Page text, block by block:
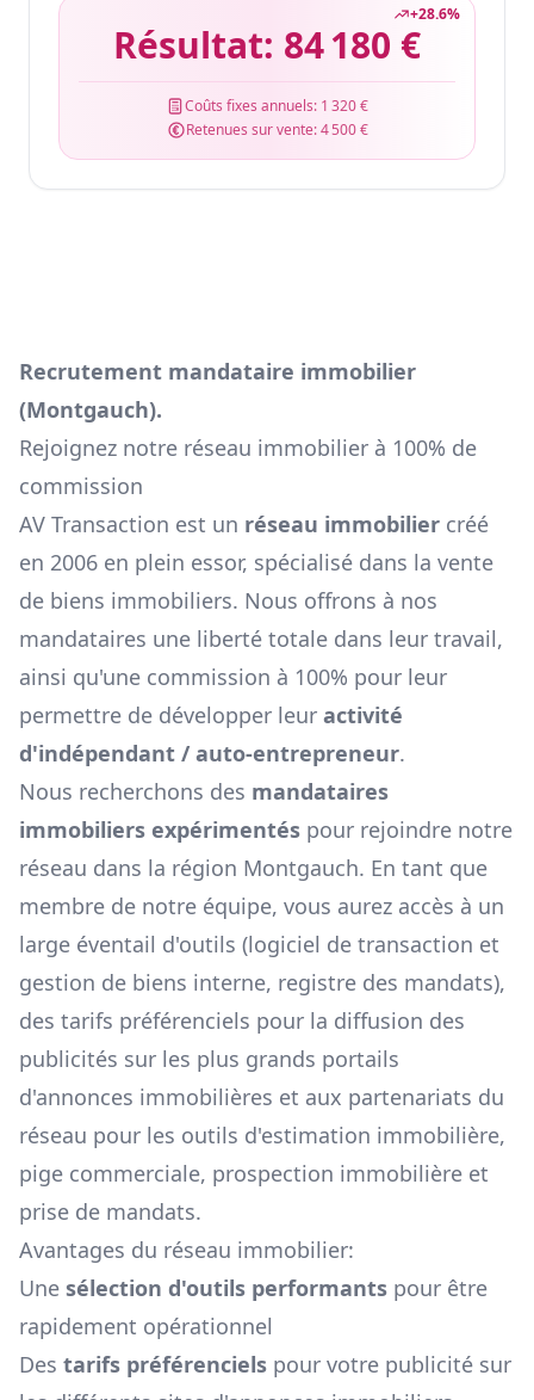
+28.6%
Résultat: 84 180 €
Coûts fixes annuels: 1 320 €
Retenues sur vente:4 500 €
Recrutement mandataire immobilier
(Montgauch).
Rejoignez notre réseau immobilier à 100% de
commission
AV Transaction est un réseau immobilier créé
en 2006 en plein essor, spécialisé dans la vente
de biens immobiliers. Nous offrons à nos
mandataires une liberté totale dans leur travail,
ainsi qu'une commission à 100% pour leur
permettre de développer leur activité
d'indépendant / auto-entrepreneur.
Nous recherchons des mandataires
immobiliers expérimentés pour rejoindre notre
réseau dans la région Montgauch. En tant que
membre de notre équipe, vous aurez accès à un
large éventail d'outils (logiciel de transaction et
gestion de biens interne, registre des mandats),
des tarifs préférenciels pour la diffusion des
publicités sur les plus grands portails
d'annonces immobilières et aux partenariats du
réseau pour les outils d'estimation immobilière,
pige commerciale, prospection immobilière et
prise de mandats.
Avantages du réseau immobilier:
Une sélection d'outils performants pour être
rapidement opérationnel
Des tarifs préférenciels pour votre publicité sur